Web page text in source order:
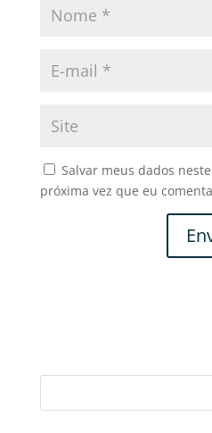
Salvar meus dados
próxima vez que eu